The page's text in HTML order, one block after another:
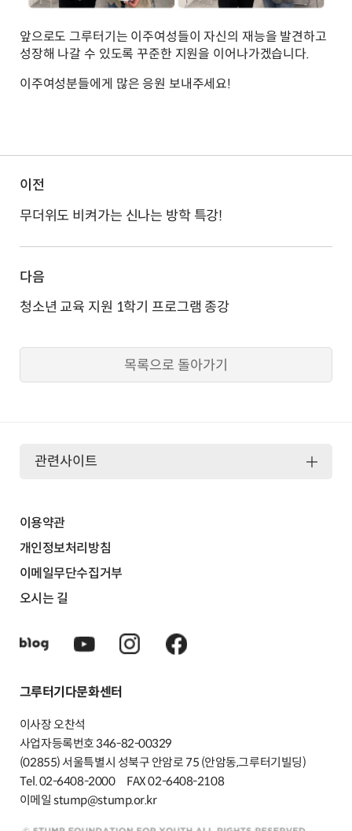
앞으로도 그루터기는 이주여성들이 자신의 재능을 발견하고
성장해 나갈 수 있도록 꾸준한 지원을 이어나가겠습니다.
이주여성분들에게 많은 응원 보내주세요!
이전
무더위도 비켜가는 신나는 방학 특강!
다음
청소년 교육 지원 1학기 프로그램 종강
목록으로 돌아가기
이용약관
개인정보처리방침
이메일무단수집거부
오시는 길
그루터기다문화센터
이사장 오찬석
사업자등록번호 346-82-00329
(02855) 서울특별시 성북구 안암로 75 (안암동,그루터기빌딩)
Tel. 02-6408-2000
FAX 02-6408-2108
이메일 stump@stump.or.kr
관련사이트